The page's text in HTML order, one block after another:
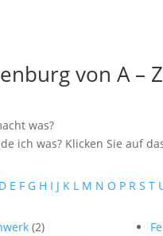
von A – Z
was?
ich was? Klicken Sie auf
D E F G H I J K L M N O P R S T
(2)